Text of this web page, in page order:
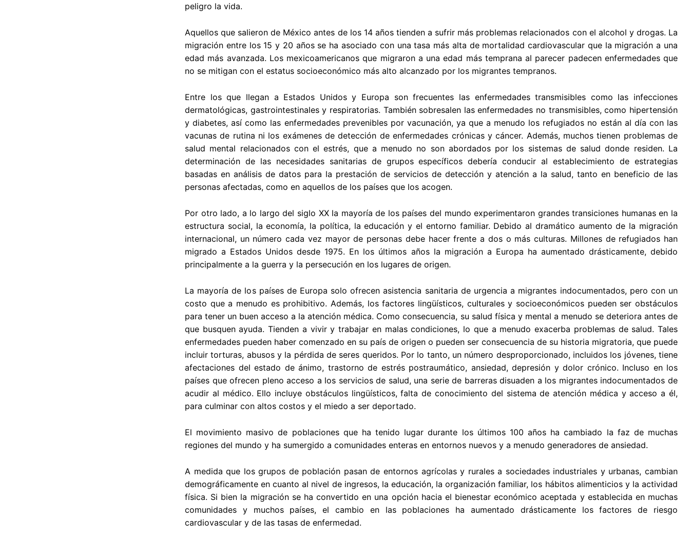
peligro la vida.
Aquellos que salieron de México antes de los 14 años tienden a sufrir más problemas relacionados con el alcohol y drogas. La
migración entre los 15 y 20 años se ha asociado con una tasa más alta de mortalidad cardiovascular que la migración a una
edad más avanzada. Los mexicoamericanos que migraron a una edad más temprana al parecer padecen enfermedades que
no se mitigan con el estatus socioeconómico más alto alcanzado por los migrantes tempranos.
Entre los que llegan a Estados Unidos y Europa son frecuentes las enfermedades transmisibles como las infecciones
dermatológicas, gastrointestinales y respiratorias. También sobresalen las enfermedades no transmisibles, como hipertensión
y diabetes, así como las enfermedades prevenibles por vacunación, ya que a menudo los refugiados no están al día con las
vacunas de rutina ni los exámenes de detección de enfermedades crónicas y cáncer. Además, muchos tienen problemas de
salud mental relacionados con el estrés, que a menudo no son abordados por los sistemas de salud donde residen. La
determinación de las necesidades sanitarias de grupos específicos debería conducir al establecimiento de estrategias
basadas en análisis de datos para la prestación de servicios de detección y atención a la salud, tanto en beneficio de las
personas afectadas, como en aquellos de los países que los acogen.
Por otro lado, a lo largo del siglo XX la mayoría de los países del mundo experimentaron grandes transiciones humanas en la
estructura social, la economía, la política, la educación y el entorno familiar. Debido al dramático aumento de la migración
internacional, un número cada vez mayor de personas debe hacer frente a dos o más culturas. Millones de refugiados han
migrado a Estados Unidos desde 1975. En los últimos años la migración a Europa ha aumentado drásticamente, debido
principalmente a la guerra y la persecución en los lugares de origen.
La mayoría de los países de Europa solo ofrecen asistencia sanitaria de urgencia a migrantes indocumentados, pero con un
costo que a menudo es prohibitivo. Además, los factores lingüísticos, culturales y socioeconómicos pueden ser obstáculos
para tener un buen acceso a la atención médica. Como consecuencia, su salud física y mental a menudo se deteriora antes de
que busquen ayuda. Tienden a vivir y trabajar en malas condiciones, lo que a menudo exacerba problemas de salud. Tales
enfermedades pueden haber comenzado en su país de origen o pueden ser consecuencia de su historia migratoria, que puede
incluir torturas, abusos y la pérdida de seres queridos. Por lo tanto, un número desproporcionado, incluidos los jóvenes, tiene
afectaciones del estado de ánimo, trastorno de estrés postraumático, ansiedad, depresión y dolor crónico. Incluso en los
países que ofrecen pleno acceso a los servicios de salud, una serie de barreras disuaden a los migrantes indocumentados de
acudir al médico. Ello incluye obstáculos lingüísticos, falta de conocimiento del sistema de atención médica y acceso a él,
para culminar con altos costos y el miedo a ser deportado.
El movimiento masivo de poblaciones que ha tenido lugar durante los últimos 100 años ha cambiado la faz de muchas
regiones del mundo y ha sumergido a comunidades enteras en entornos nuevos y a menudo generadores de ansiedad.
A medida que los grupos de población pasan de entornos agrícolas y rurales a sociedades industriales y urbanas, cambian
demográficamente en cuanto al nivel de ingresos, la educación, la organización familiar, los hábitos alimenticios y la actividad
física. Si bien la migración se ha convertido en una opción hacia el bienestar económico aceptada y establecida en muchas
comunidades y muchos países, el cambio en las poblaciones ha aumentado drásticamente los factores de riesgo
cardiovascular y de las tasas de enfermedad.